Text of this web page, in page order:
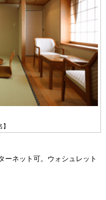
ーネット可。ウォシュレット